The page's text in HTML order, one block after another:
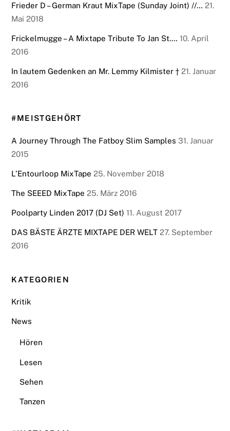
Frieder D – German Kraut MixTape (Sunday Joint) //… 21.
Mai 2018
Frickelmugge – A Mixtape Tribute To Jan St.… 10. April
2016
In lautem Gedenken an Mr. Lemmy Kilmister † 21. Januar
2016
#MEISTGEHÖRT
A Journey Through The Fatboy Slim Samples 31. Januar
2015
L’Entourloop MixTape 25. November 2018
The SEEED MixTape 25. März 2016
Poolparty Linden 2017 (DJ Set) 11. August 2017
DAS BÄSTE ÄRZTE MIXTAPE DER WELT 27. September
2016
KATEGORIEN
Kritik
News
Hören
Lesen
Sehen
Tanzen